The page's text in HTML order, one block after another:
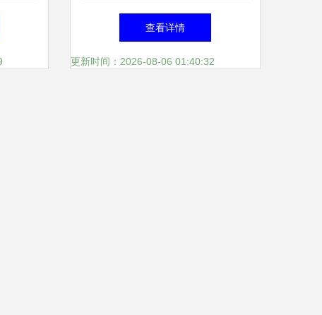
发 的‘卖水人’与移动领域的超级
赋能者
查看详情
更新时间：2026-08-06 01:40:32